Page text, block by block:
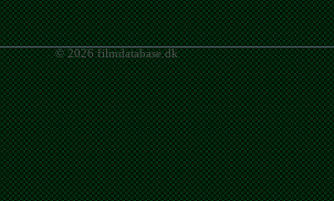
© 2026 filmdatabase.dk